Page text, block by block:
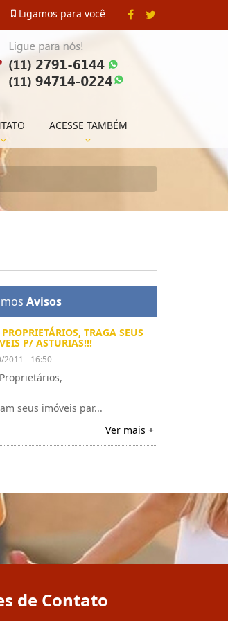
Ligamos para você
ACESSE TAMBÉM
Avisos
PROPRIETÁRIOS, TRAGA SEUS
P/ ASTURIAS!!!
2011 - 16:50
seus imóveis par...
Ver mais +
de Contato